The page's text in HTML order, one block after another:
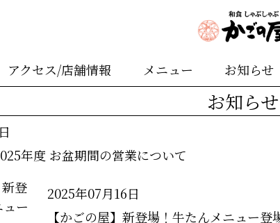
アクセス/店舗情報 メニュー お知らせ
お知らせ
年度 お盆期間の営業について
2025年07月16日
【かごの屋】新登場！牛たんメニュー登